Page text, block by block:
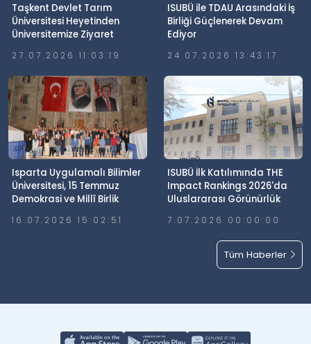
Taşkent Devlet Tarım
Üniversitesi Heyetinden
Üniversitemize Ziyaret
27.07.2026 11:03:19
ISUBÜ ile TDAU Arasındaki İş
Birliği Güçlenerek Devam
Ediyor
24.07.2026 13:43:17
Isparta Uygulamalı Bilimler
Üniversitesi, 15 Temmuz
Demokrasi ve Millî Birlik
16.07.2026 15:02:51
ISUBÜ İlk Katılımında THE
Impact Rankings 2026'da
Uluslararası Görünürlük
7.07.2026 00:00:00
Tüm Haberler